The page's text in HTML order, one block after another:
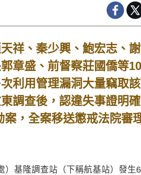
祥、秦少興、鮑宏志、
章盛、前督察莊國僑等
利用管理漏洞大量竊取
調查後，認違失事證明
，全案移送懲戒法院審
基隆調查站（下稱航基站）發生